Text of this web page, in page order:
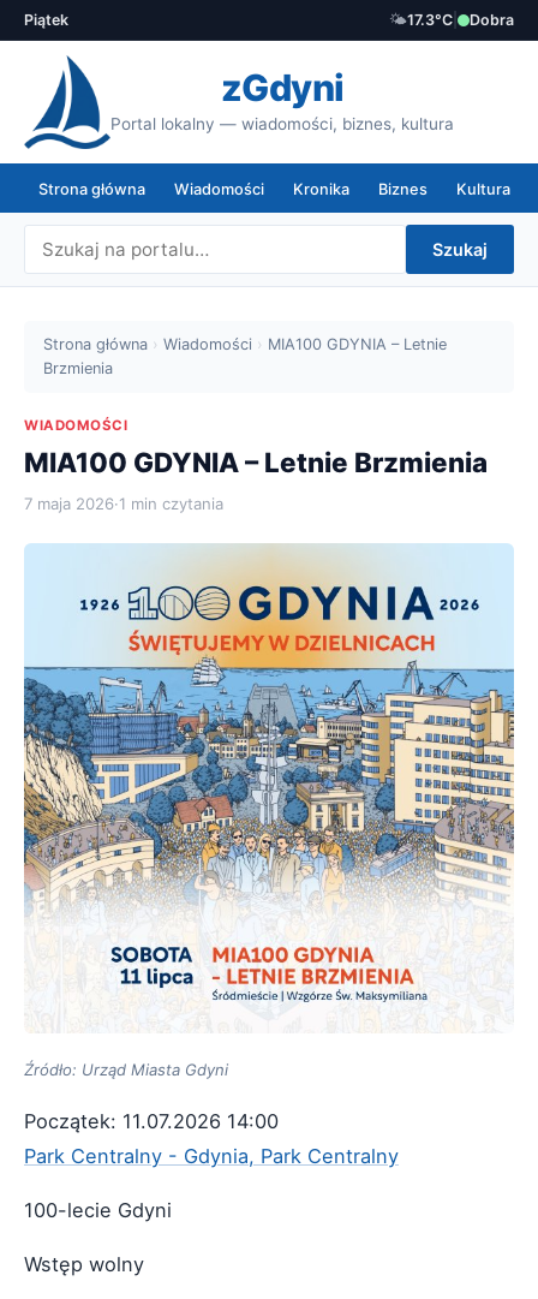
Piątek 🌤️17.3°C Dobra
zGdyni
Portal lokalny — wiadomości, biznes, kultura
Strona główna Wiadomości Kronika Biznes Kultura
Szukaj
Strona główna › Wiadomości › MIA100 GDYNIA – Letnie
Brzmienia
WIADOMOŚCI
MIA100 GDYNIA – Letnie Brzmienia
7 maja 2026·1 min czytania
Źródło: Urząd Miasta Gdyni
Początek: 11.07.2026 14:00
Park Centralny - Gdynia, Park Centralny
100-lecie Gdyni
Wstęp wolny